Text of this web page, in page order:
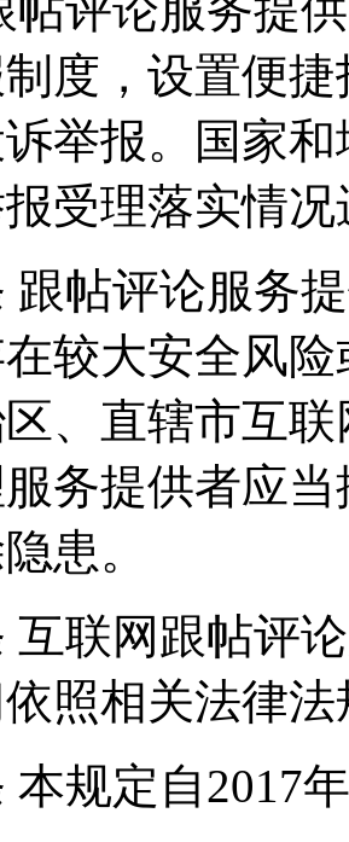
度，设置便
举报。国家
受理落实情
跟帖评论服务
较大安全风
、直辖市互
务提供者应
患。
互联网跟帖评
照相关法律
本规定自2017